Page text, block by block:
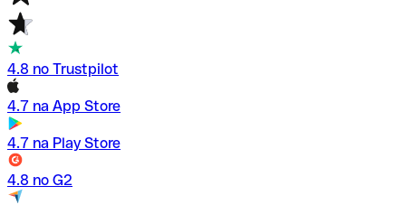
4.8 no Trustpilot
4.7 na App Store
4.7 na Play Store
4.8 no G2